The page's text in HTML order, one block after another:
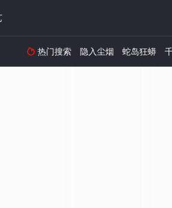
 热门搜索 隐入尘烟 蛇岛狂蟒